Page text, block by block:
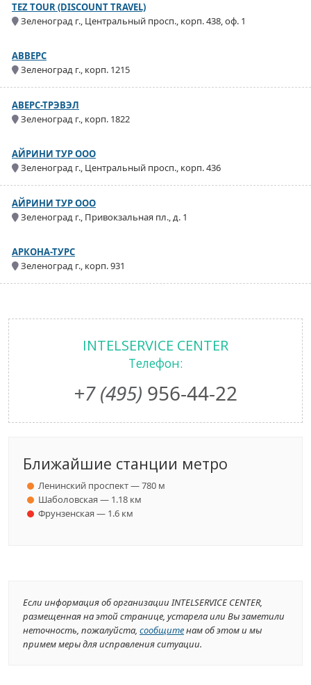
TEZ TOUR (DISCOUNT TRAVEL)
Зеленоград г., Центральный просп., корп. 438, оф. 1
АВВЕРС
Зеленоград г., корп. 1215
АВЕРС-ТРЭВЭЛ
Зеленоград г., корп. 1822
АЙРИНИ ТУР ООО
Зеленоград г., Центральный просп., корп. 436
АЙРИНИ ТУР ООО
Зеленоград г., Привокзальная пл., д. 1
АРКОНА-ТУРС
Зеленоград г., корп. 931
INTELSERVICE CENTER
Телефон:
+7 (495) 956-44-22
Ближайшие станции метро
Ленинский проспект — 780 м
Шаболовская — 1.18 км
Фрунзенская — 1.6 км
Если информация об организации INTELSERVICE CENTER,
размещенная на этой странице, устарела или Вы заметили
неточность, пожалуйста, сообщитенам об этом и мы
примем меры для исправления ситуации.